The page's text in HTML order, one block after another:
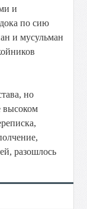
и
по сию
и мусульман
но
высоком
разошлось